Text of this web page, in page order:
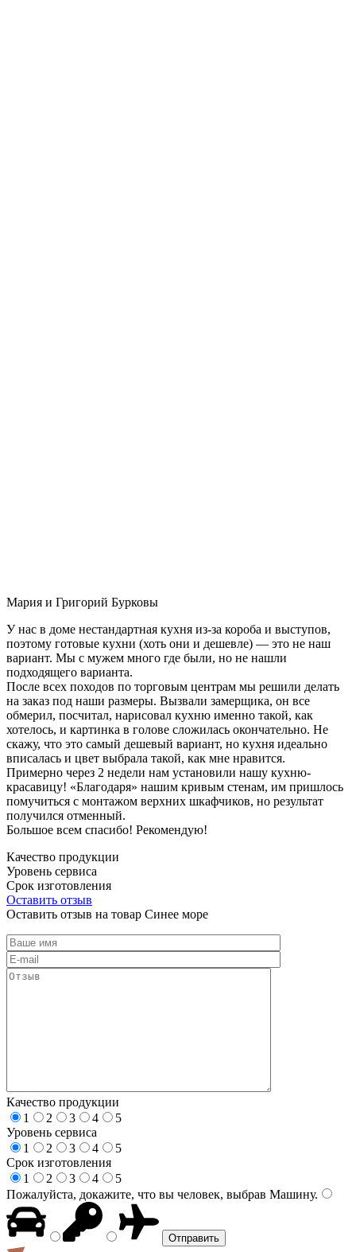
Мария и Григорий Бурковы
У нас в доме нестандартная кухня из-за короба и выступов,
поэтому готовые кухни (хоть они и дешевле) — это не наш
вариант. Мы с мужем много где были, но не нашли
подходящего варианта.
После всех походов по торговым центрам мы решили делать
на заказ под наши размеры. Вызвали замерщика, он все
обмерил, посчитал, нарисовал кухню именно такой, как
хотелось, и картинка в голове сложилась окончательно. Не
скажу, что это самый дешевый вариант, но кухня идеально
вписалась и цвет выбрала такой, как мне нравится.
Примерно через 2 недели нам установили нашу кухню-
красавицу! «Благодаря» нашим кривым стенам, им пришлось
помучиться с монтажом верхних шкафчиков, но результат
получился отменный.
Большое всем спасибо! Рекомендую!
Качество продукции
Уровень сервиса
Срок изготовления
Оставить отзыв
Оставить отзыв на товар Синее море
Качество продукции
1
2 3 4
5
Уровень сервиса
1
2 3 4
5
Срок изготовления
1
2 3 4
5
Пожалуйста, докажите, что вы человек, выбрав Машину.